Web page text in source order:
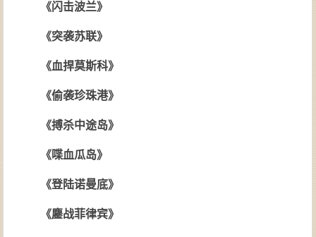
《闪击波兰》
《突袭苏联》
《血捍莫斯科》
《偷袭珍珠港》
《搏杀中途岛》
《喋血瓜岛》
《登陆诺曼底》
《鏖战菲律宾》